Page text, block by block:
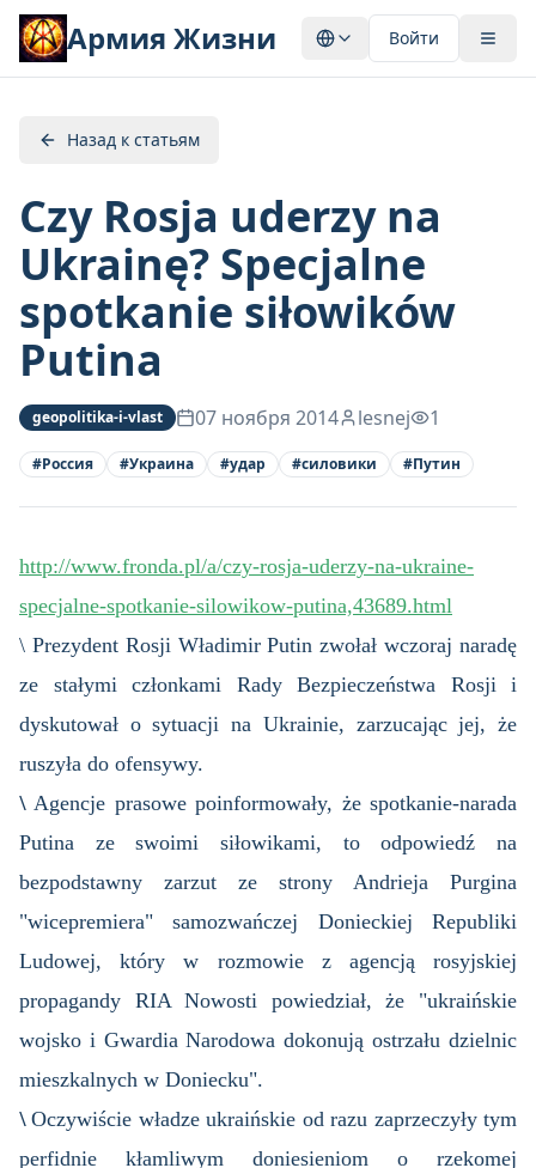
Армия Жизни Войти
Назад к статьям
Czy Rosja uderzy na
Ukrainę? Specjalne
spotkanie siłowików
Putina
geopolitika-i-vlast 07 ноября 2014 lesnej 1
#Россия #Украина #удар #силовики #Путин
http://www.fronda.pl/a/czy-rosja-uderzy-na-ukraine-
specjalne-spotkanie-silowikow-putina,43689.html
\ Prezydent Rosji Władimir Putin zwołał wczoraj naradę
ze stałymi członkami Rady Bezpieczeństwa Rosji i
dyskutował o sytuacji na Ukrainie, zarzucając jej, że
ruszyła do ofensywy.
\Agencje prasowe poinformowały, że spotkanie-narada
Putina ze swoimi siłowikami, to odpowiedź na
bezpodstawny zarzut ze strony Andrieja Purgina
"wicepremiera" samozwańczej Donieckiej Republiki
Ludowej, który w rozmowie z agencją rosyjskiej
propagandy RIA Nowosti powiedział, że "ukraińskie
wojsko i Gwardia Narodowa dokonują ostrzału dzielnic
mieszkalnych w Doniecku".
\Oczywiście władze ukraińskie od razu zaprzeczyły tym
perfidnie kłamliwym doniesieniom o rzekomej